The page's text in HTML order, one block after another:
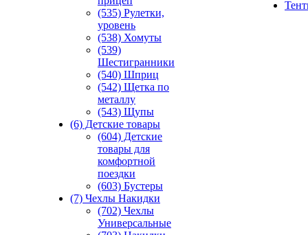
(535) Рулетки,
уровень
(538) Хомуты
(539)
Шестигранники
(540) Шприц
(542) Щетка по
металлу
(543) Щупы
(6) Детские товары
(604) Детские
товары для
комфортной
поездки
(603) Бустеры
(7) Чехлы Накидки
(702) Чехлы
Универсальные